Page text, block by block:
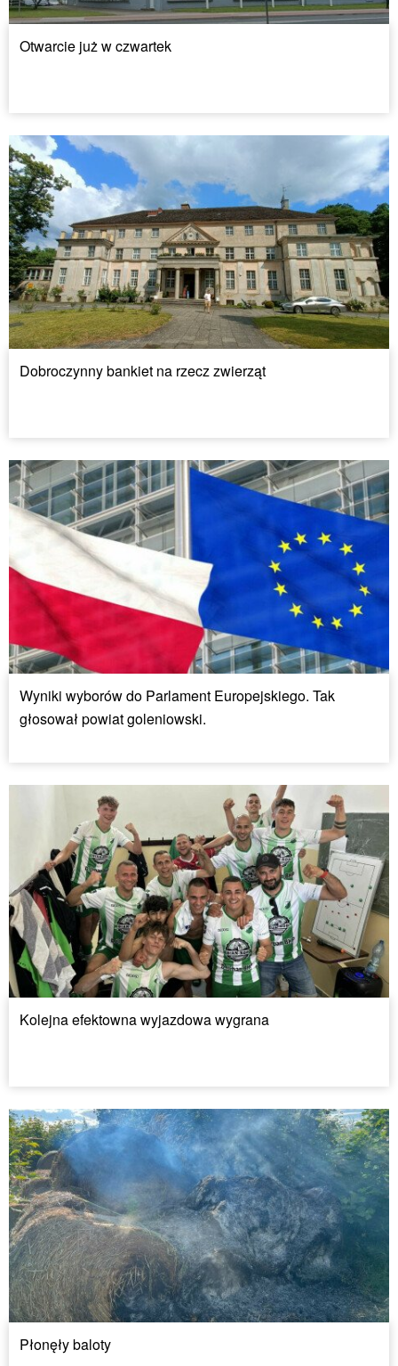
Otwarcie już w czwartek
Dobroczynny bankiet na rzecz zwierząt
Wyniki wyborów do Parlament Europejskiego. Tak
głosował powiat goleniowski.
Kolejna efektowna wyjazdowa wygrana
Płonęły baloty